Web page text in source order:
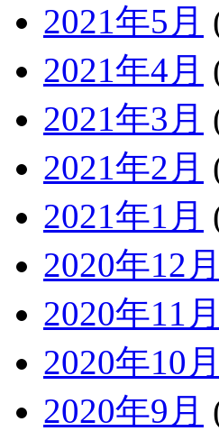
2021年5月
2021年4月
2021年3月
2021年2月
2021年1月
2020年12月
2020年11月
2020年10月
2020年9月